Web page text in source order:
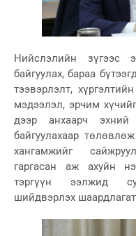
Нийслэлийн зүгээс
байгуулах, бараа
тээвэрлэлт,
мэдээлэл, эрчим
дээр анхаарч эхний
байгуулахаар
хангамжийг
гаргасан аж ахуйн
тэргүүн ээлжид
шийдвэрлэх